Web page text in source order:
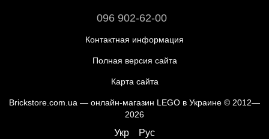
096 902-62-00
Контактная информация
Полная версия сайта
Карта сайта
Brickstore.com.ua — онлайн-магазин LEGO в Украине © 2012—
2026
Укр Рус